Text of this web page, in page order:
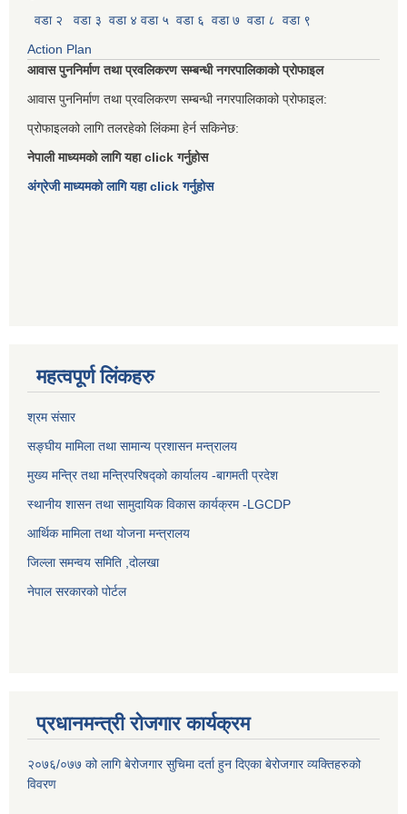
वडा २
वडा ३ वडा ४ वडा ५ वडा ६ वडा ७ वडा ८ वडा ९
Action Plan
आवास पुननिर्माण तथा प्रवलिकरण सम्बन्धी नगरपालिकाको प्रोफाइल
आवास पुननिर्माण तथा प्रवलिकरण सम्बन्धी नगरपालिकाको प्रोफाइल:
प्रोफाइलको लागि तलरहेको लिंकमा हेर्न सकिनेछ:
नेपाली माध्यमको लागि यहा click गर्नुहोस
अंग्रेजी माध्यमको लागि यहा click गर्नुहोस
महत्वपूर्ण लिंकहरु
श्रम संसार
सङ्घीय मामिला तथा सामान्य प्रशासन मन्त्रालय
मुख्य मन्त्रि तथा मन्त्रिपरिषद्को कार्यालय -बागमती प्रदेश
स्थानीय शासन तथा सामुदायिक विकास कार्यक्रम -LGCDP
आर्थिक मामिला तथा योजना मन्त्रालय
जिल्ला समन्वय समिति ,दोलखा
नेपाल सरकारको पोर्टल
प्रधानमन्त्री रोजगार कार्यक्रम
२०७६/०७७ को लागि बेरोजगार सुचिमा दर्ता हुन दिएका बेरोजगार व्यक्तिहरुको
विवरण